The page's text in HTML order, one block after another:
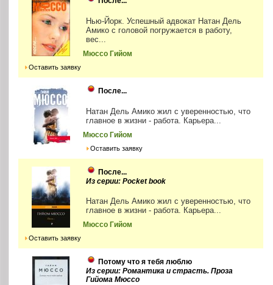
Нью-Йорк. Успешный адвокат Натан Дель
Амико с головой погружается в работу,
вес...
Мюссо Гийом
Оставить заявку
После...
Натан Дель Амико жил с уверенностью, что
главное в жизни - работа. Карьера...
Мюссо Гийом
Оставить заявку
После...
Из серии: Pocket book
Натан Дель Амико жил с уверенностью, что
главное в жизни - работа. Карьера...
Мюссо Гийом
Оставить заявку
Потому что я тебя люблю
Из серии: Романтика и страсть. Проза
Гийома Мюссо